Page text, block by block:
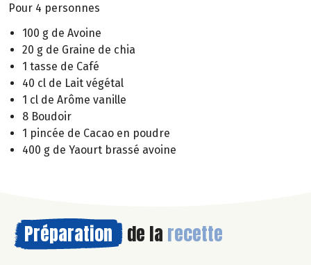
Pour 4 personnes
100 g de Avoine
20 g de Graine de chia
1 tasse de Café
40 cl de Lait végétal
1 cl de Arôme vanille
8 Boudoir
1 pincée de Cacao en poudre
400 g de Yaourt brassé avoine
Préparation de la recette